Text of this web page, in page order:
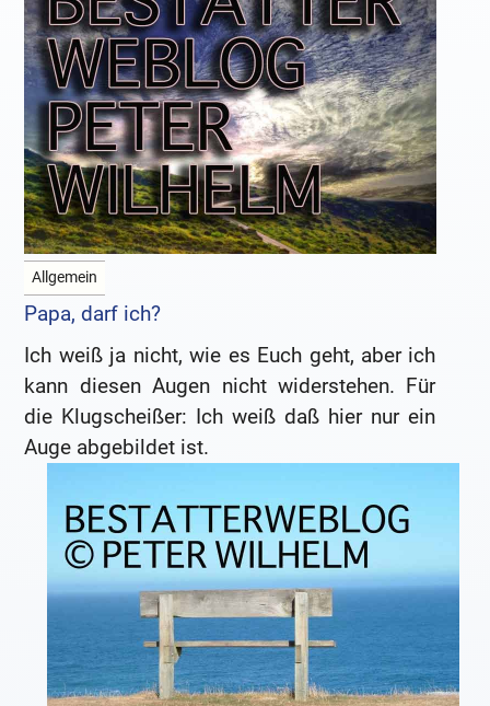
Allgemein
Papa, darf ich?
Ich weiß ja nicht, wie es Euch geht, aber ich
kann diesen Augen nicht widerstehen. Für
die Klugscheißer: Ich weiß daß hier nur ein
Auge abgebildet ist.